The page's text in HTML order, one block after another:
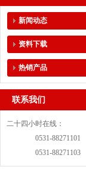
新闻动态
资料下载
热销产品
联系我们
二十四小时在线：
0531-88271101
0531-88271103